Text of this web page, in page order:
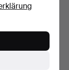
eines
ausgest…